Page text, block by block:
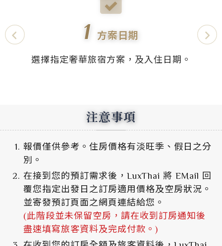
1 方案日期
選擇指定奢華旅宿方案，及入住日期。
注意事項
報價僅供參考。住房價格有淡旺季、假日之分
別。
在接到您的預訂需求後，LuxThai 將 EMail 回
覆您指定出發日之訂房適用價格及空房狀況。
並寄發預訂頁面之網頁連結給您。
(此階段並未保留空房，請在收到訂房通知後
盡速填寫旅客資料及完成付款。)